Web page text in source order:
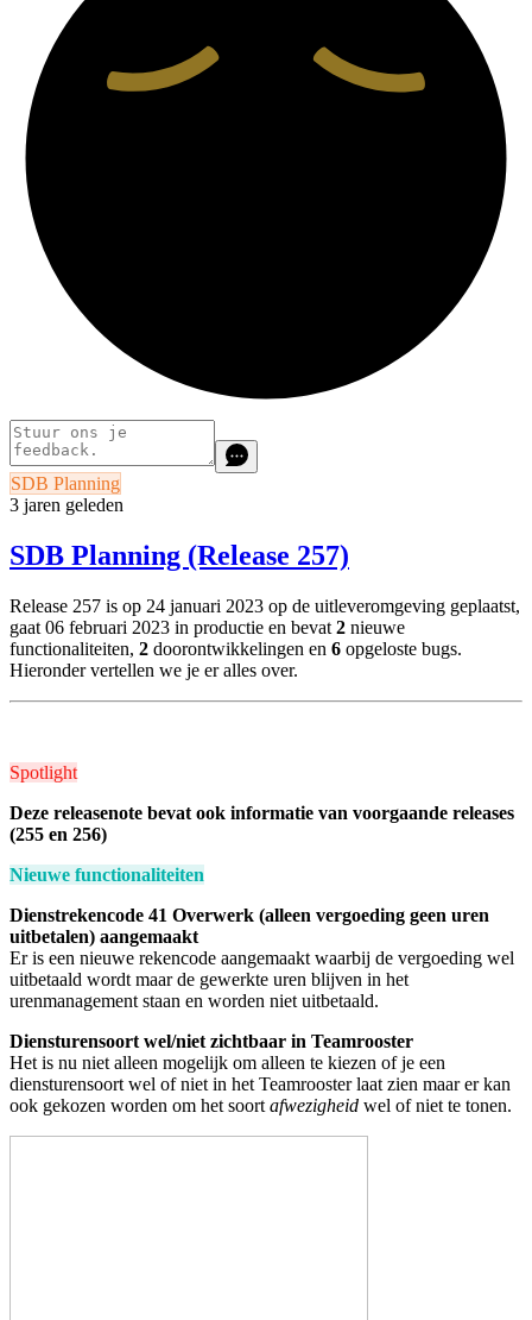
SDB Planning
3 jaren geleden
SDB Planning (Release 257)
Release 257 is op 24 januari 2023 op de uitleveromgeving geplaatst,
gaat 06 februari 2023 in productie en bevat 2 nieuwe
functionaliteiten, 2 doorontwikkelingen en 6 opgeloste bugs.
Hieronder vertellen we je er alles over.
Spotlight
Deze releasenote bevat ook informatie van voorgaande releases
(255 en 256)
Nieuwe functionaliteiten
Dienstrekencode 41 Overwerk (alleen vergoeding geen uren
uitbetalen) aangemaakt
Er is een nieuwe rekencode aangemaakt waarbij de vergoeding wel
uitbetaald wordt maar de gewerkte uren blijven in het
urenmanagement staan en worden niet uitbetaald.
Diensturensoort wel/niet zichtbaar in Teamrooster
Het is nu niet alleen mogelijk om alleen te kiezen of je een
diensturensoort wel of niet in het Teamrooster laat zien maar er kan
ook gekozen worden om het soort afwezigheid wel of niet te tonen.